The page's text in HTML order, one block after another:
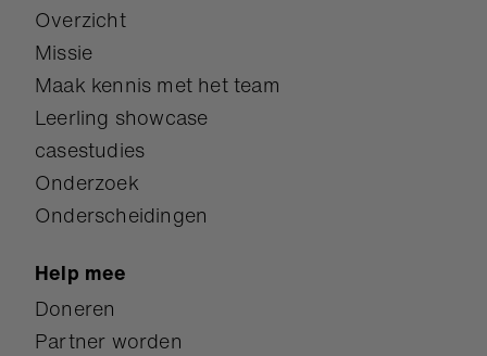
Overzicht
Missie
Maak kennis met het team
Leerling showcase
casestudies
Onderzoek
Onderscheidingen
Help mee
Doneren
Partner worden